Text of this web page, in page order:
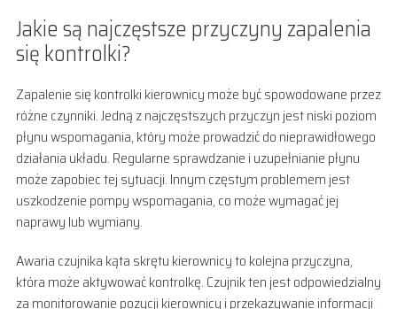
Jakie są najczęstsze przyczyny zapalenia
się kontrolki?
Zapalenie się kontrolki kierownicy może być spowodowane przez
różne czynniki. Jedną z najczęstszych przyczyn jest niski poziom
płynu wspomagania, który może prowadzić do nieprawidłowego
działania układu. Regularne sprawdzanie i uzupełnianie płynu
może zapobiec tej sytuacji. Innym częstym problemem jest
uszkodzenie pompy wspomagania, co może wymagać jej
naprawy lub wymiany.
Awaria czujnika kąta skrętu kierownicy to kolejna przyczyna,
która może aktywować kontrolkę. Czujnik ten jest odpowiedzialny
za monitorowanie pozycji kierownicy i przekazywanie informacji